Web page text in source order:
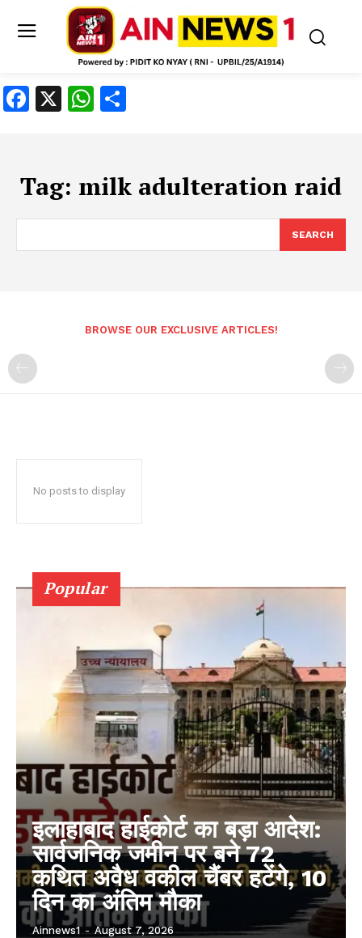
Facebook
X WhatsApp
Tag: milk adulteration raid
SEARCH
BROWSE OUR EXCLUSIVE ARTICLES!
No posts to display
Popular
इलाहाबाद हाईकोर्ट का बड़ा आदेश:
सार्वजनिक जमीन पर बने 72
कथित अवैध वकील चैंबर हटेंगे, 10
दिन का अंतिम मौका
Ainnews1 - August 7, 2026